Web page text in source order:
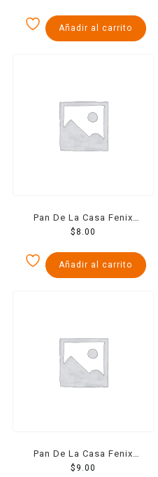
Añadir al carrito
Pan De La Casa Fenix
Laurel Pieza
$ 8.00
Añadir al carrito
Pan De La Casa Fenix
Orejas De Azucar Pieza
$ 9.00